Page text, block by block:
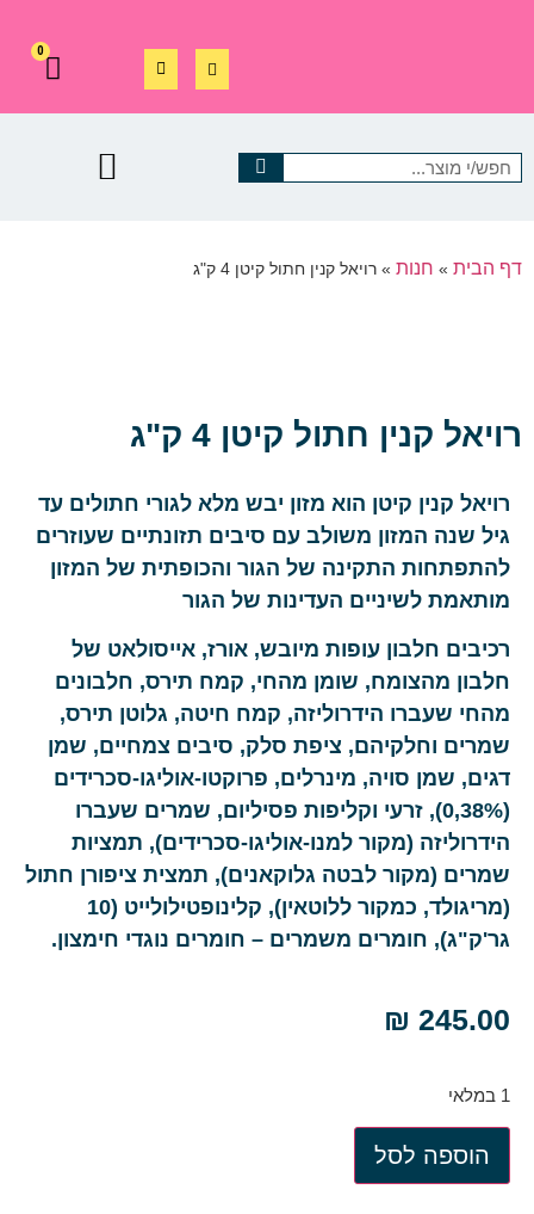
0
דף הבית » חנות » רויאל קנין חתול קיטן 4 ק"ג
רויאל קנין חתול קיטן 4 ק"ג
רויאל קנין קיטן הוא מזון יבש מלא לגורי חתולים עד
גיל שנה המזון משולב עם סיבים תזונתיים שעוזרים
להתפתחות התקינה של הגור והכופתית של המזון
מותאמת לשיניים העדינות של הגור
רכיבים חלבון עופות מיובש, אורז, אייסולאט של
חלבון מהצומח, שומן מהחי, קמח תירס, חלבונים
מהחי שעברו הידרוליזה, קמח חיטה, גלוטן תירס,
שמרים וחלקיהם, ציפת סלק, סיבים צמחיים, שמן
דגים, שמן סויה, מינרלים, פרוקטו-אוליגו-סכרידים
(0,38%), זרעי וקליפות פסיליום, שמרים שעברו
הידרוליזה (מקור למנו-אוליגו-סכרידים), תמציות
שמרים (מקור לבטה גלוקאנים), תמצית ציפורן חתול
(מריגולד, כמקור ללוטאין), קלינופטילולייט (10
גר'ק"ג), חומרים משמרים – חומרים נוגדי חימצון.
₪ 245.00
1 במלאי
הוספה לסל